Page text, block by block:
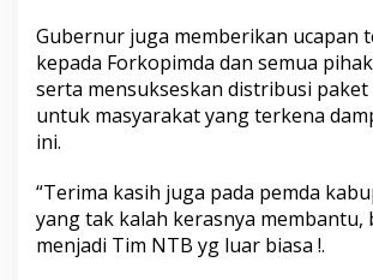
Gubernur juga memberikan ucapan
kepada Forkopimda dan semua
serta mensukseskan distribusi
untuk masyarakat yang terkena
ini.
“Terima kasih juga pada pemda
yang tak kalah kerasnya membantu,
menjadi Tim NTB yg luar biasa !.